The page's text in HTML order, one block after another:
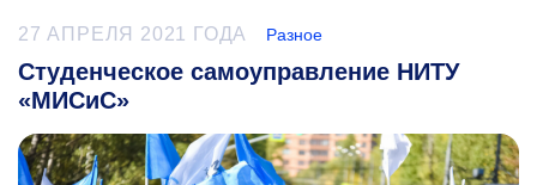
27 АПРЕЛЯ 2021 ГОДА Разное
Студенческое самоуправление НИТУ
«МИСиС»